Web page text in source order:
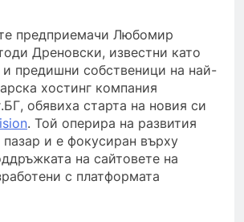
предприемачи Любомир
Дреновски, известни като
и предишни собственици на най-
хостинг компания
обявиха старта на новия си
. Той оперира на развития
и е фокусиран върху
на сайтовете на
с платформата